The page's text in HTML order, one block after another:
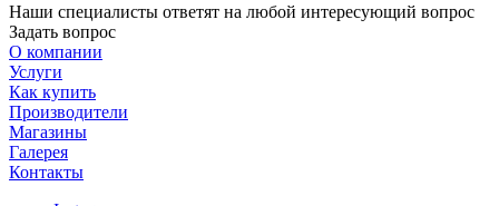
Наши специалисты ответят на любой интересующий вопрос
Задать вопрос
О компании
Услуги
Как купить
Производители
Магазины
Галерея
Контакты